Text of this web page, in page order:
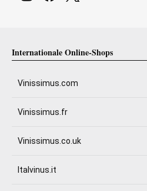
Internationale Online-Shops
Vinissimus.com
Vinissimus.fr
Vinissimus.co.uk
Italvinus.it